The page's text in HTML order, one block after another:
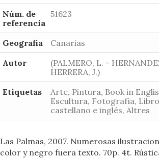
Núm. de
referencia
51623
Geografia
Canarias
Autor
(PALMERO, L. -
HERRERA, J.)
Etiquetas
Arte, Pintura, Book in
Escultura, Fotografía,
castellano e inglés, Altres
Las Palmas, 2007. Numerosas
color y negro fuera texto. 70p. 4t.